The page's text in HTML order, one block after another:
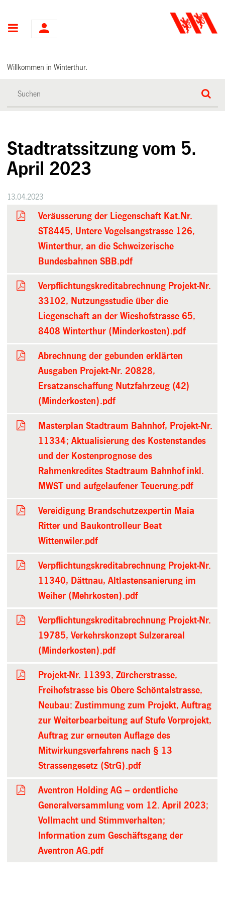
Hauptnavigation
Willkommen in Winterthur.
Stadtratssitzung vom 5.
April 2023
13.04.2023
Veräusserung der Liegenschaft Kat.Nr.
ST8445, Untere Vogelsangstrasse 126,
Winterthur, an die Schweizerische
Bundesbahnen SBB.pdf
Verpflichtungskreditabrechnung Projekt-Nr.
33102, Nutzungsstudie über die
Liegenschaft an der Wieshofstrasse 65,
8408 Winterthur (Minderkosten).pdf
Abrechnung der gebunden erklärten
Ausgaben Projekt-Nr. 20828,
Ersatzanschaffung Nutzfahrzeug (42)
(Minderkosten).pdf
Masterplan Stadtraum Bahnhof, Projekt-Nr.
11334; Aktualisierung des Kostenstandes
und der Kostenprognose des
Rahmenkredites Stadtraum Bahnhof inkl.
MWST und aufgelaufener Teuerung.pdf
Vereidigung Brandschutzexpertin Maia
Ritter und Baukontrolleur Beat
Wittenwiler.pdf
Verpflichtungskreditabrechnung Projekt-Nr.
11340, Dättnau, Altlastensanierung im
Weiher (Mehrkosten).pdf
Verpflichtungskreditabrechnung Projekt-Nr.
19785, Verkehrskonzept Sulzerareal
(Minderkosten).pdf
Projekt-Nr. 11393, Zürcherstrasse,
Freihofstrasse bis Obere Schöntalstrasse,
Neubau: Zustimmung zum Projekt, Auftrag
zur Weiterbearbeitung auf Stufe Vorprojekt,
Auftrag zur erneuten Auflage des
Mitwirkungsverfahrens nach § 13
Strassengesetz (StrG).pdf
Aventron Holding AG – ordentliche
Generalversammlung vom 12. April 2023;
Vollmacht und Stimmverhalten;
Information zum Geschäftsgang der
Aventron AG.pdf